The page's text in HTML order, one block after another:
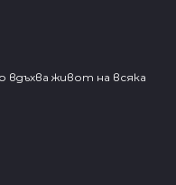
вдъхва живот на всяка